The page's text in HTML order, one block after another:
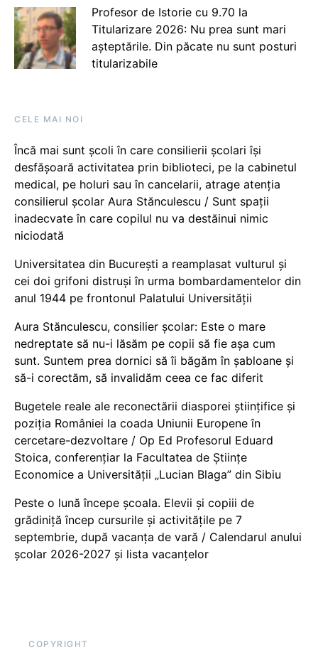
Profesor de Istorie cu 9.70 la
Titularizare 2026: Nu prea sunt mari
așteptările. Din păcate nu sunt posturi
titularizabile
CELE MAI NOI
Încă mai sunt școli în care consilierii școlari își
desfășoară activitatea prin biblioteci, pe la cabinetul
medical, pe holuri sau în cancelarii, atrage atenția
consilierul școlar Aura Stănculescu / Sunt spații
inadecvate în care copilul nu va destăinui nimic
niciodată
Universitatea din București a reamplasat vulturul și
cei doi grifoni distruși în urma bombardamentelor din
anul 1944 pe frontonul Palatului Universității
Aura Stănculescu, consilier școlar: Este o mare
nedreptate să nu-i lăsăm pe copii să fie așa cum
sunt. Suntem prea dornici să îi băgăm în șabloane și
să-i corectăm, să invalidăm ceea ce fac diferit
Bugetele reale ale reconectării diasporei științifice și
poziția României la coada Uniunii Europene în
cercetare-dezvoltare / Op Ed Profesorul Eduard
Stoica, conferențiar la Facultatea de Științe
Economice a Universității „Lucian Blaga” din Sibiu
Peste o lună începe școala. Elevii și copiii de
grădiniță încep cursurile și activitățile pe 7
septembrie, după vacanța de vară / Calendarul anului
școlar 2026-2027 și lista vacanțelor
COPYRIGHT